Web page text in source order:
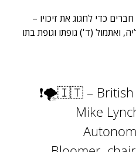
כדי לחגוג את זיכויו –
ואתמול (ד') גופתו וגופת בתו
❗️🌪🇮🇹 – British
Mike